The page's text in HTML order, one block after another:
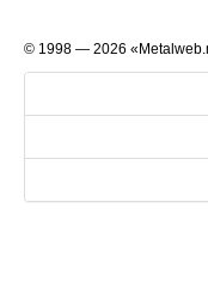
© 1998 — 2026